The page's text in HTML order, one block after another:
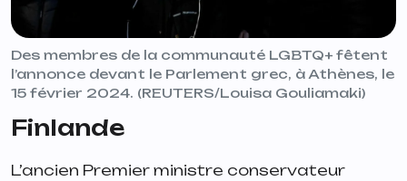
Des membres de la communauté LGBTQ+ fêtent
l’annonce devant le Parlement grec, à Athènes, le
15 février 2024. (REUTERS/Louisa Gouliamaki)
Finlande
L’ancien Premier ministre conservateur